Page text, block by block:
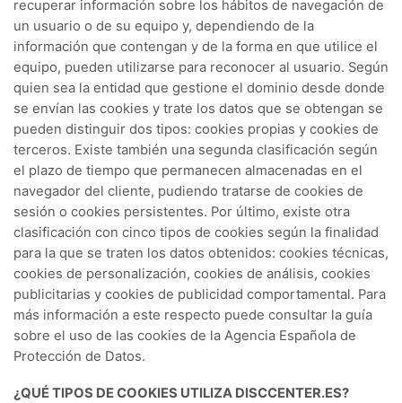
recuperar información sobre los hábitos de navegación de
un usuario o de su equipo y, dependiendo de la
información que contengan y de la forma en que utilice el
equipo, pueden utilizarse para reconocer al usuario. Según
quien sea la entidad que gestione el dominio desde donde
se envían las cookies y trate los datos que se obtengan se
pueden distinguir dos tipos: cookies propias y cookies de
terceros. Existe también una segunda clasificación según
el plazo de tiempo que permanecen almacenadas en el
navegador del cliente, pudiendo tratarse de cookies de
sesión o cookies persistentes. Por último, existe otra
clasificación con cinco tipos de cookies según la finalidad
para la que se traten los datos obtenidos: cookies técnicas,
cookies de personalización, cookies de análisis, cookies
publicitarias y cookies de publicidad comportamental. Para
más información a este respecto puede consultar la guía
sobre el uso de las cookies de la Agencia Española de
Protección de Datos.
¿QUÉ TIPOS DE COOKIES UTILIZA DISCCENTER.ES?